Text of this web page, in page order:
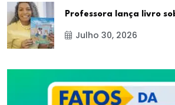
Professora lança livro
Julho 30, 2026